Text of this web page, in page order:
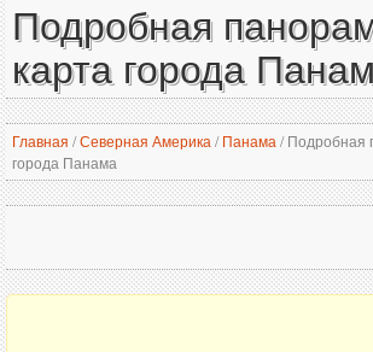
Подробная
карта города
Главная /Северная Америка / Панама /Подробная
города Панама